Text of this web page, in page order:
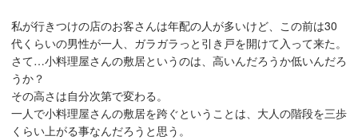
私が行きつけの店のお客さんは年配の人が多いけど、この前は30
代くらいの男性が一人、ガラガラっと引き戸を開けて入って来た。
さて…小料理屋さんの敷居というのは、高いんだろうか低いんだろ
うか？
その高さは自分次第で変わる。
一人で小料理屋さんの敷居を跨ぐということは、大人の階段を三歩
くらい上がる事なんだろうと思う。